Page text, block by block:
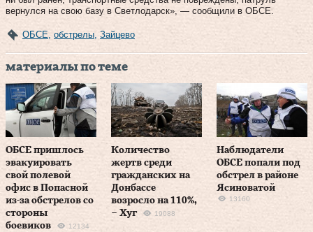
вернулся на свою базу в Светлодарск», — сообщили в ОБСЕ.
ОБСЕ обстрелы Зайцево
материалы по теме
ОБСЕ пришлось
эвакуировать
свой полевой
офис в Попасной
из-за обстрелов со
стороны
боевиков
12134
Количество
жертв среди
гражданских на
Донбассе
возросло на 110%,
– Хуг
19088
Наблюдатели
ОБСЕ попали под
обстрел в районе
Ясиноватой
13160